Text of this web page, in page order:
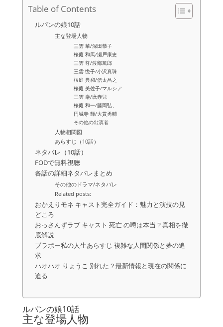
Table of Contents
ルパンの娘10話
主な登場人物
三雲 華/深田恭子
桜庭 和馬/瀬戸康史
三雲 尊/渡部篤郎
三雲 悦子/小沢真珠
桜庭 典和/信太昌之
桜庭 美佐子/マルシア
三雲 巌/麿赤兒
桜庭 和一/藤岡弘、
円城寺 輝/大貫勇輔
その他の出演者
人物相関図
あらすじ（10話）
ネタバレ（10話）
FODで無料視聴
各話の詳細ネタバレまとめ
その他のドラマ/ネタバレ
Related posts:
おかえりモネ キャスト完全ガイド：魅力と演技の見
どころ
おっさんずラブ キャスト 死亡 の噂は本当？真相を徹
底解説
ブラボー私の人生あらすじ 複雑な人間関係と夢の追
求
ハオハオ りょうこ 別れた？最新情報と現在の関係に
迫る
ルパンの娘10話
主な登場人物